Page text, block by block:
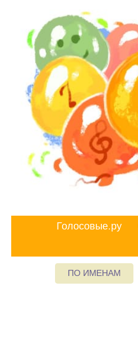
Голосовые.ру
ПО ИМЕНАМ